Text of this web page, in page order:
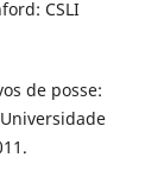
CSLI
de posse: